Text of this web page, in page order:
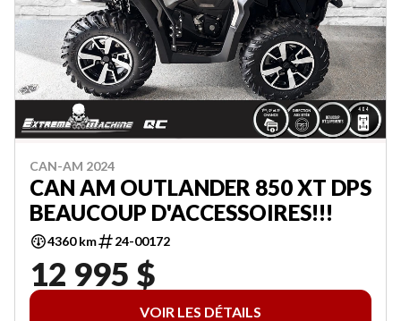
CAN-AM 2024
CAN AM OUTLANDER 850 XT DPS
BEAUCOUP D'ACCESSOIRES!!!
4360 km 24-00172
12 995 $
VOIR LES DÉTAILS